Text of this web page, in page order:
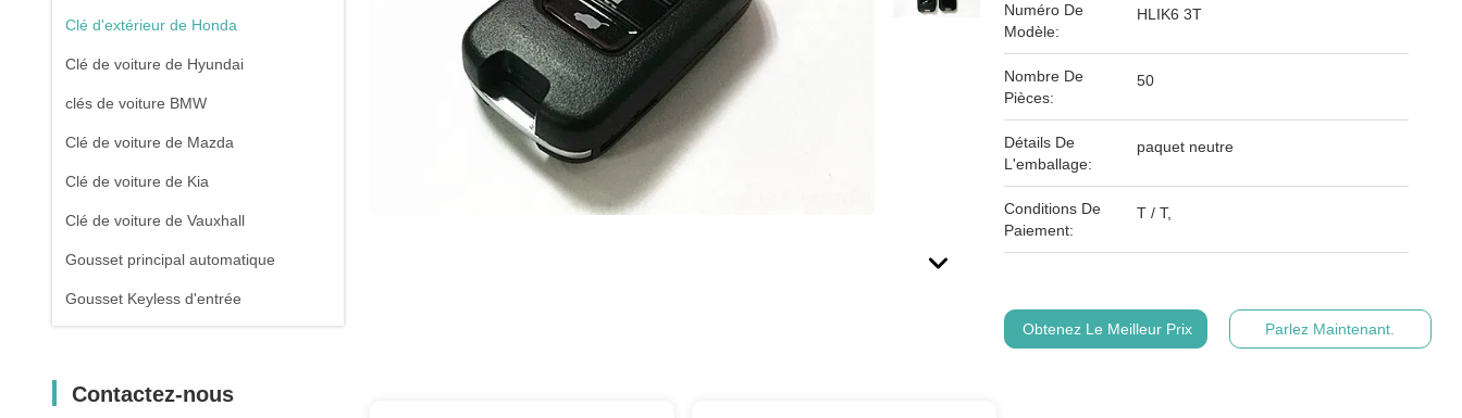
Clé d'extérieur de Honda
Clé de voiture de Hyundai
clés de voiture BMW
Clé de voiture de Mazda
Clé de voiture de Kia
Clé de voiture de Vauxhall
Gousset principal automatique
Gousset Keyless d'entrée
Contactez-nous
Numéro De
Modèle:
HLIK6 3T
Nombre De
Pièces:
50
Détails De
L'emballage:
paquet neutre
Conditions De
Paiement:
T / T,
Obtenez Le Meilleur Prix Parlez Maintenant.